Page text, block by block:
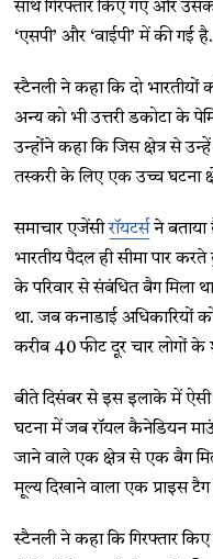
साथ गिरफ्तार किए गए और
‘एसपी’ और ‘वाईपी’ में की गई है.
स्टैनली ने कहा कि दो
अन्य को भी उत्तरी डकोटा के
उन्होंने कहा कि जिस क्षेत्र से उन्हें
तस्करी के लिए एक उच्च घटना
समाचार एजेंसीरॉयटर्सने बताया
भारतीय पैदल ही सीमा पार
के परिवार से संबंधित बैग मिला
था. जब कनाडाई अधिकारियों
करीब 40 फीट दूर चार लोगों के
बीते दिसंबर से इस इलाके में
घटना में जब रॉयल कैनेडियन
जाने वाले एक क्षेत्र से एक बैग
मूल्य दिखाने वाला एक प्राइस टैग
स्टैनली ने कहा कि गिरफ्तार